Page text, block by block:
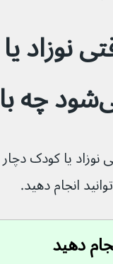
دهید